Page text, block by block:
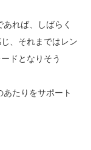
あれば、しばらく
、それまではレン
ドとなりそう
たりをサポート